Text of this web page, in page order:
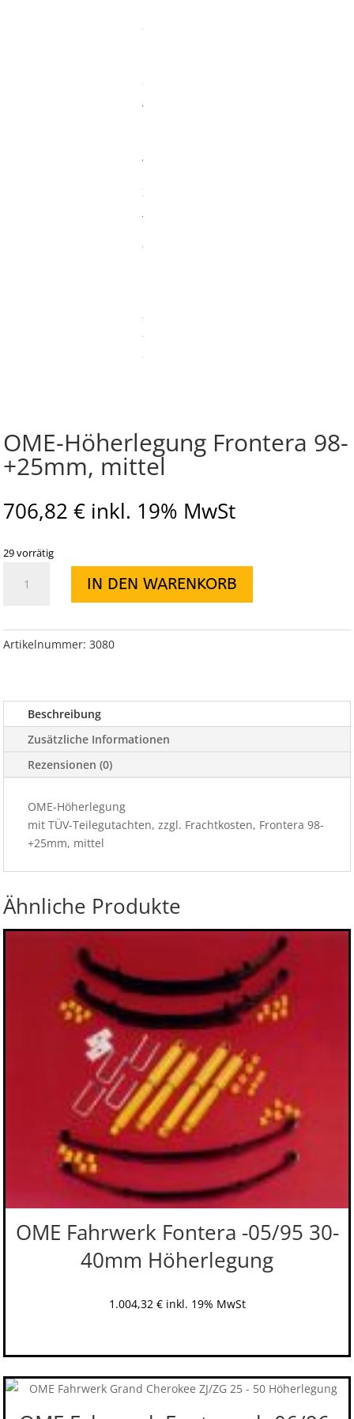
OME-Höherlegung Frontera 98-
+25mm, mittel
706,82 € inkl. 19% MwSt
29 vorrätig
Höherlegung
+25mm,
IN DEN WARENKORB
Artikelnummer: 3080
Beschreibung
Zusätzliche Informationen
Rezensionen (0)
OME-Höherlegung
mit TÜV-Teilegutachten, zzgl. Frachtkosten, Frontera 98-
+25mm, mittel
Ähnliche Produkte
OME Fahrwerk Fontera -05/95 30-
40mm Höherlegung
1.004,32 € inkl. 19% MwSt